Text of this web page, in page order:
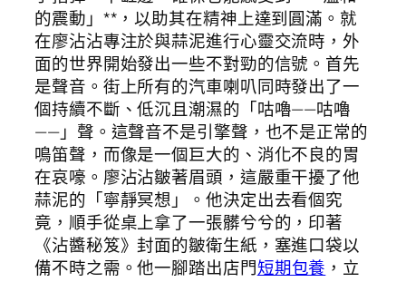
的震動」**，以助其在精神上達到圓滿。就
在廖沾沾專注於與蒜泥進行心靈交流時，外
面的世界開始發出一些不對勁的信號。首先
是聲音。街上所有的汽車喇叭同時發出了一
個持續不斷、低沉且潮濕的「咕嚕——咕嚕
——」聲。這聲音不是引擎聲，也不是正常的
鳴笛聲，而像是一個巨大的、消化不良的胃
在哀嚎。廖沾沾皺著眉頭，這嚴重干擾了他
蒜泥的「寧靜冥想」。他決定出去看個究
竟，順手從桌上拿了一張髒兮兮的，印著
《沾醬秘笈》封面的皺衛生紙，塞進口袋以
備不時之需。他一腳踏出店門短期包養 ，立